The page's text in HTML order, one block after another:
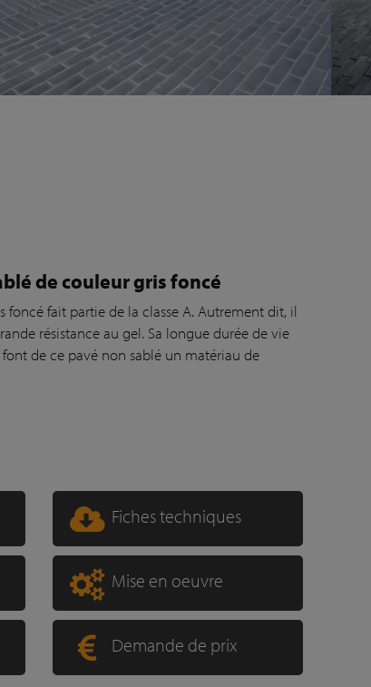
de couleur gris foncé
fait partie de la classe A. Autrement dit, il
résistance au gel. Sa longue durée de vie
de ce pavé non sablé un matériau de
Fiches techniques
Mise en oeuvre
Demande de prix